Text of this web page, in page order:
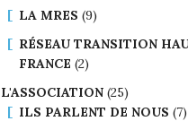
LA MRES (9)
RÉSEAU TRANSITION
FRANCE (2)
L'ASSOCIATION (25)
ILS PARLENT DE NOUS (7)